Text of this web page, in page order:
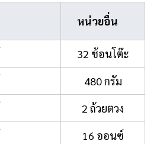
หน่วยอื่น
32 ช้อนโต๊ะ
480 กรัม
2 ถ้วยตวง
16 ออนซ์